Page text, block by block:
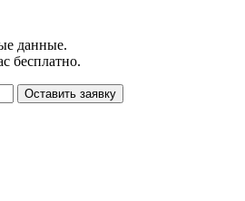
данные.
бесплатно.
Оставить заявку